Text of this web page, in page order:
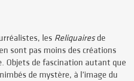
les Reliquairesde
sont pas moins des créations
Objets de fascination autant que
de mystère, à l’image du